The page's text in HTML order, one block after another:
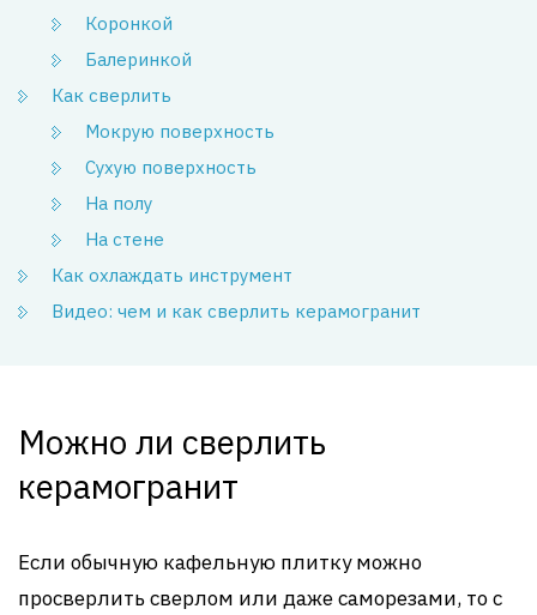
Коронкой
Балеринкой
Как сверлить
Мокрую поверхность
Сухую поверхность
На полу
На стене
Как охлаждать инструмент
Видео: чем и как сверлить керамогранит
Можно ли сверлить
керамогранит
Если обычную кафельную плитку можно
просверлить сверлом или даже саморезами, то с